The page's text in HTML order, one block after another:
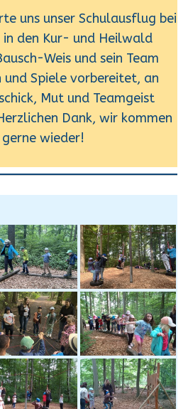
uns unser Schulausflug bei
den Kur- und Heilwald
Weis und sein Team
Spiele vorbereitet, an
Mut und Teamgeist
Dank, wir kommen
gerne wieder!